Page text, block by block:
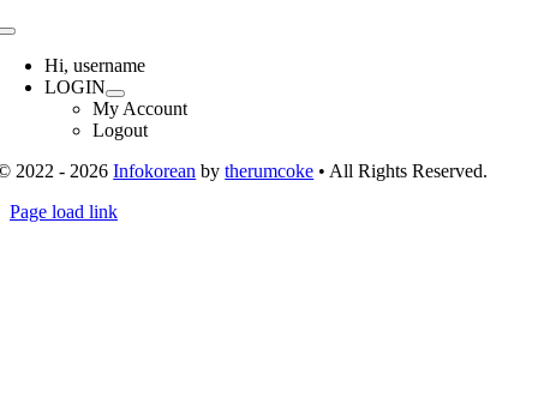
Toggle
NavigationHi, username
LOGIN
My Account
Logout
2022 - 2026Infokorean bytherumcoke • All Rights Reserved.
Toggle
Page load link